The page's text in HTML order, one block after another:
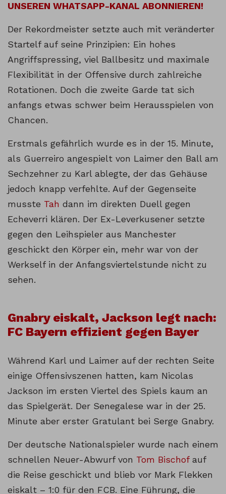
UNSEREN WHATSAPP-KANAL ABONNIEREN!
Der Rekordmeister setzte auch mit veränderter
Startelf auf seine Prinzipien: Ein hohes
Angriffspressing, viel Ballbesitz und maximale
Flexibilität in der Offensive durch zahlreiche
Rotationen. Doch die zweite Garde tat sich
anfangs etwas schwer beim Herausspielen von
Chancen.
Erstmals gefährlich wurde es in der 15. Minute,
als Guerreiro angespielt von Laimer den Ball am
Sechzehner zu Karl ablegte, der das Gehäuse
jedoch knapp verfehlte. Auf der Gegenseite
musste Tah dann im direkten Duell gegen
Echeverri klären. Der Ex-Leverkusener setzte
gegen den Leihspieler aus Manchester
geschickt den Körper ein, mehr war von der
Werkself in der Anfangsviertelstunde nicht zu
sehen.
Gnabry eiskalt, Jackson legt nach:
FC Bayern effizient gegen Bayer
Während Karl und Laimer auf der rechten Seite
einige Offensivszenen hatten, kam Nicolas
Jackson im ersten Viertel des Spiels kaum an
das Spielgerät. Der Senegalese war in der 25.
Minute aber erster Gratulant bei Serge Gnabry.
Der deutsche Nationalspieler wurde nach einem
schnellen Neuer-Abwurf von Tom Bischofauf
die Reise geschickt und blieb vor Mark Flekken
eiskalt – 1:0 für den FCB. Eine Führung, die